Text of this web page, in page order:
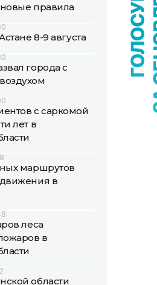
правила
8-9 августа
города с
с саркомой
лет в
маршрутов
в
леса
в
области